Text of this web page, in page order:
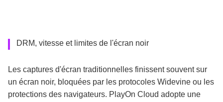
DRM, vitesse et limites de l'écran noir
Les captures d'écran traditionnelles finissent souvent sur
un écran noir, bloquées par les protocoles Widevine ou les
protections des navigateurs. PlayOn Cloud adopte une